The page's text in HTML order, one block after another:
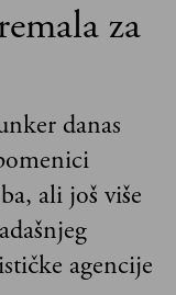
za
danas
ali još više
agencije